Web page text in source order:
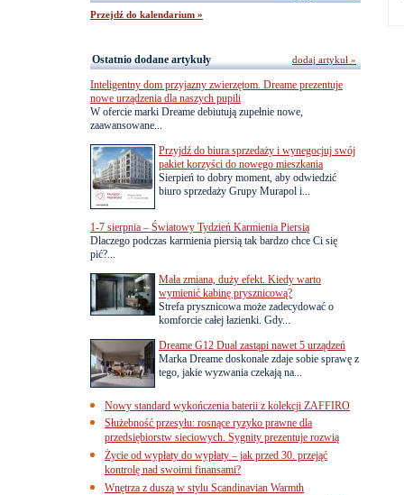
Przejdź do kalendarium »
Ostatnio dodane artykuły
Inteligentny dom przyjazny zwierzętom. Dreame prezentuje
nowe urządzenia dla naszych pupili
W ofercie marki Dreame debiutują zupełnie nowe,
zaawansowane...
Przyjdź do biura sprzedaży i wynegocjuj swój
pakiet korzyści do nowego mieszkania
Sierpień to dobry moment, aby odwiedzić
biuro sprzedaży Grupy Murapol i...
1-7 sierpnia – Światowy Tydzień Karmienia Piersią
Dlaczego podczas karmienia piersią tak bardzo chce Ci się
pić?...
Mała zmiana, duży efekt. Kiedy warto
wymienić kabinę prysznicową?
Strefa prysznicowa może zadecydować o
komforcie całej łazienki. Gdy...
Dreame G12 Dual zastąpi nawet 5 urządzeń
Marka Dreame doskonale zdaje sobie sprawę z
tego, jakie wyzwania czekają na...
Nowy standard wykończenia baterii z kolekcji ZAFFIRO
Służebność przesyłu: rosnące ryzyko prawne dla
przedsiębiorstw sieciowych. Sygnity prezentuje rozwią
Życie od wypłaty do wypłaty – jak przed 30. przejąć
kontrolę nad swoimi finansami?
Wnętrza z duszą w stylu Scandinavian Warmth
dodaj artykuł »